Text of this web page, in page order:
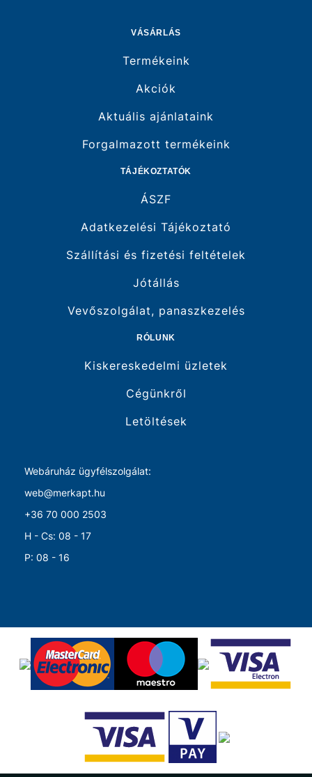
VÁSÁRLÁS
Termékeink
Akciók
Aktuális ajánlataink
Forgalmazott termékeink
TÁJÉKOZTATÓK
ÁSZF
Adatkezelési Tájékoztató
Szállítási és fizetési feltételek
Jótállás
Vevőszolgálat, panaszkezelés
RÓLUNK
Kiskereskedelmi üzletek
Cégünkről
Letöltések
Webáruház ügyfélszolgálat:
web@merkapt.hu
+36 70 000 2503
H - Cs: 08 - 17
P: 08 - 16